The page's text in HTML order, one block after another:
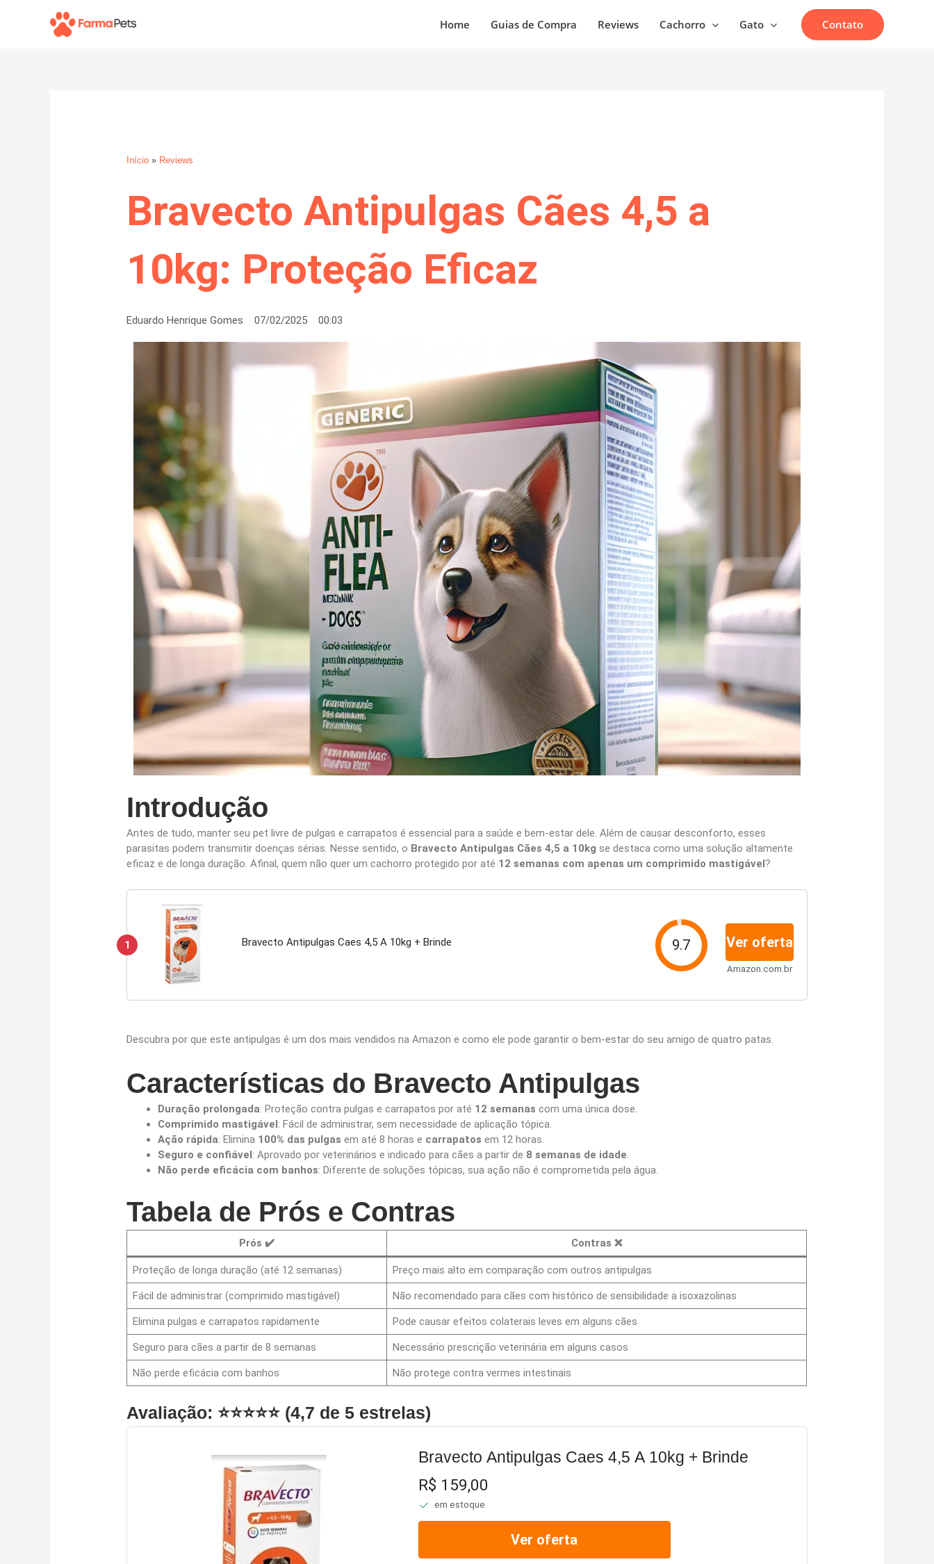
Home Guias de Compra Reviews Cachorro Gato Contato
Início » Reviews
Bravecto Antipulgas Cães 4,5 a
10kg: Proteção Eficaz
Eduardo Henrique Gomes 07/02/2025 00:03
Introdução
Antes de tudo, manter seu pet livre de pulgas e carrapatos é essencial para a saúde e bem-estar dele. Além de causar desconforto, esses
parasitas podem transmitir doenças sérias. Nesse sentido, o Bravecto Antipulgas Cães 4,5 a 10kg se destaca como uma solução altamente
eficaz e de longa duração. Afinal, quem não quer um cachorro protegido por até 12 semanas com apenas um comprimido mastigável?
1 Bravecto Antipulgas Caes 4,5 A 10kg + Brinde 9.7 Ver oferta
Amazon.com.br
Descubra por que este antipulgas é um dos mais vendidos na Amazon e como ele pode garantir o bem-estar do seu amigo de quatro patas.
Características do Bravecto Antipulgas
Duração prolongada: Proteção contra pulgas e carrapatos por até 12 semanas com uma única dose.
Comprimido mastigável: Fácil de administrar, sem necessidade de aplicação tópica.
Ação rápida: Elimina 100% das pulgas em até 8 horas e carrapatos em 12 horas.
Seguro e confiável: Aprovado por veterinários e indicado para cães a partir de 8 semanas de idade.
Não perde eficácia com banhos: Diferente de soluções tópicas, sua ação não é comprometida pela água.
Tabela de Prós e Contras
Prós ✔️ Contras ❌
Proteção de longa duração (até 12 semanas) Preço mais alto em comparação com outros antipulgas
Fácil de administrar (comprimido mastigável) Não recomendado para cães com histórico de sensibilidade a isoxazolinas
Elimina pulgas e carrapatos rapidamente Pode causar efeitos colaterais leves em alguns cães
Seguro para cães a partir de 8 semanas Necessário prescrição veterinária em alguns casos
Não perde eficácia com banhos Não protege contra vermes intestinais
Avaliação: ⭐⭐⭐⭐⭐ (4,7 de 5 estrelas)
Bravecto Antipulgas Caes 4,5 A 10kg + Brinde
R$ 159,00
em estoque
Ver oferta